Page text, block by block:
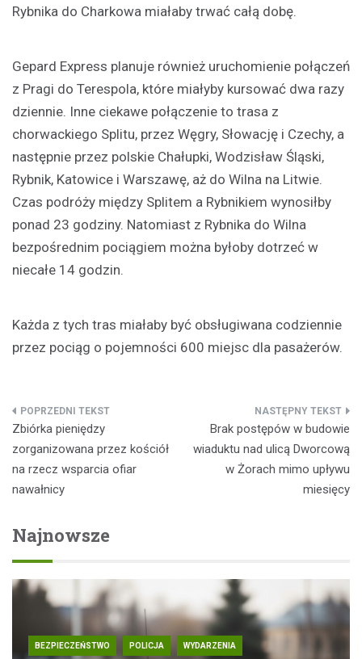
Rybnika do Charkowa miałaby trwać całą dobę.
Gepard Express planuje również uruchomienie połączeń
z Pragi do Terespola, które miałyby kursować dwa razy
dziennie. Inne ciekawe połączenie to trasa z
chorwackiego Splitu, przez Węgry, Słowację i Czechy, a
następnie przez polskie Chałupki, Wodzisław Śląski,
Rybnik, Katowice i Warszawę, aż do Wilna na Litwie.
Czas podróży między Splitem a Rybnikiem wynosiłby
ponad 23 godziny. Natomiast z Rybnika do Wilna
bezpośrednim pociągiem można byłoby dotrzeć w
niecałe 14 godzin.
Każda z tych tras miałaby być obsługiwana codziennie
przez pociąg o pojemności 600 miejsc dla pasażerów.
Nawigacja
wpisu
Zbiórka pieniędzy
zorganizowana przez kościół
na rzecz wsparcia ofiar
nawałnicy
Brak postępów w budowie
wiaduktu nad ulicą Dworcową
w Żorach mimo upływu
miesięcy
Najnowsze
BEZPIECZEŃSTWO POLICJA WYDARZENIA